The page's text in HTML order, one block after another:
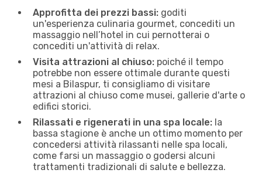
Approfitta dei prezzi bassi: goditi
un'esperienza culinaria gourmet, concediti un
massaggio nell’hotel in cui pernotterai o
concediti un'attività di relax.
Visita attrazioni al chiuso: poiché il tempo
potrebbe non essere ottimale durante questi
mesi a Bilaspur, ti consigliamo di visitare
attrazioni al chiuso come musei, gallerie d'arte o
edifici storici.
Rilassati e rigenerati in una spa locale: la
bassa stagione è anche un ottimo momento per
concedersi attività rilassanti nelle spa locali,
come farsi un massaggio o godersi alcuni
trattamenti tradizionali di salute e bellezza.